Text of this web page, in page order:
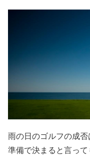
雨の日のゴルフの成
準備で決まると言っ